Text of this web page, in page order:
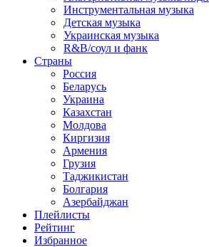
Инструментальная музыка
Детская музыка
Украинская музыка
R&B/cоул и фанк
Страны
Россия
Беларусь
Украина
Казахстан
Молдова
Киргизия
Армения
Грузия
Таджикистан
Болгария
Азербайджан
Плейлисты
Рейтинг
Избранное